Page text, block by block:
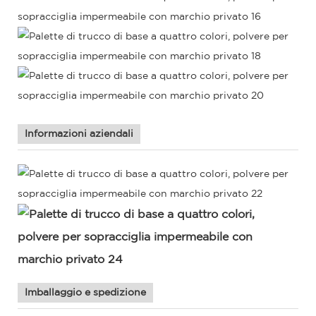
Informazioni aziendali
Imballaggio e spedizione